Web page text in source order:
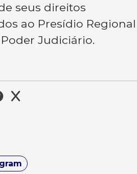
seus direitos
ao Presídio
Judiciário.